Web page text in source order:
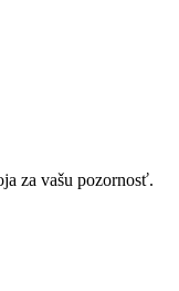
za vašu pozornosť.